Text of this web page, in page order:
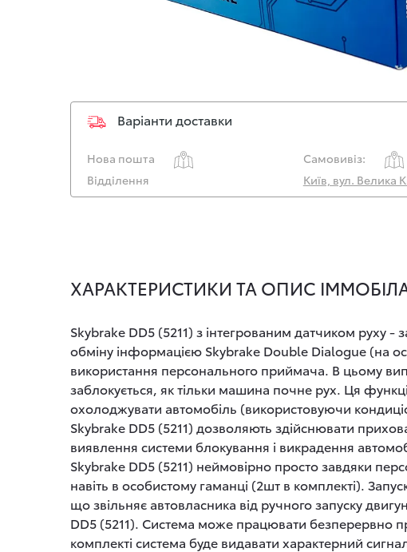
Варіанти доставки
Нова пошта
Самовивіз:
Відділення
Київ, вул. Велика
ХАРАКТЕРИСТИКИ ТА ОПИС
Skybrake DD5 (5211) з інтегрованим датчиком руху -
обміну інформацією Skybrake Double Dialogue (на
використання персонального приймача. В цьому
заблокується, як тільки машина почне рух. Ця
охолоджувати автомобіль (використовуючи
Skybrake DD5 (5211) дозволяють здійснювати
виявлення системи блокування і викрадення
Skybrake DD5 (5211) неймовірно просто завдяки
навіть в особистому гаманці (2шт в комплекті).
що звільняє автовласника від ручного запуску
DD5 (5211). Система може працювати безперервно
комплекті система буде видавати характерний